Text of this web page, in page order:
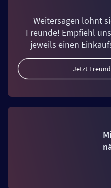
Weitersagen lohnt
Freunde! Empfiehl
jeweils einen
Jetzt